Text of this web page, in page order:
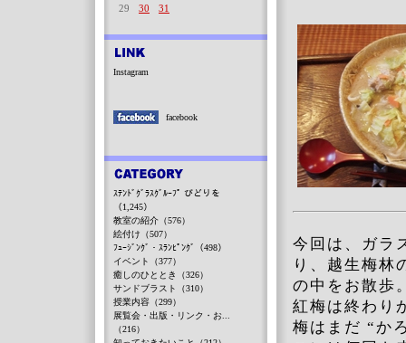
今回は、ガラ
り、越生梅林
の中をお散歩
紅梅は終わり
梅はまだ “か
29
30 31
Instagram
facebook
ｽﾃﾝﾄﾞｸﾞﾗｽｸﾞﾙｰﾌﾟ びどりを
（1,245）
教室の紹介（576）
絵付け（507）
ﾌｭｰｼﾞﾝｸﾞ・ｽﾗﾝﾋﾟﾝｸﾞ（498）
イベント（377）
癒しのひととき（326）
サンドブラスト（310）
授業内容（299）
展覧会・出版・リンク・お...
（216）